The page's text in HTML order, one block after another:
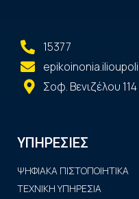
15377
Σοφ. Βενιζέλου
ΥΠΗΡΕΣΙΕΣ
ΨΗΦΙΑΚΑ ΠΙΣΤΟΠΟΙΗΤΙΚΑ
ΤΕΧΝΙΚΗ ΥΠΗΡΕΣΙΑ